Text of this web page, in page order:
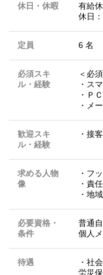
休日・休暇
有給
休日
定員 6 名
必須スキ
ル・経験
＜必
・ス
・Ｐ
・メ
歓迎スキ
ル・経験
・接
求める人物
像
・フ
・責
・地
必要資格・
条件
普通
個人
待遇
・社
労災